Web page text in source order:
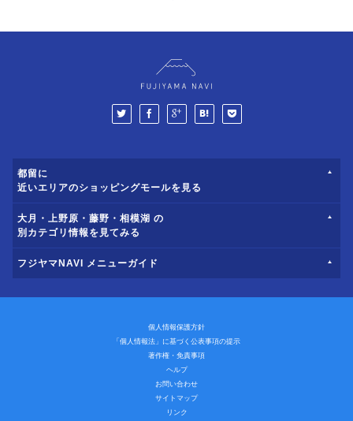
都留に
近いエリアのショッピングモールを見る
大月・上野原・藤野・相模湖 の
別カテゴリ情報を見てみる
フジヤマNAVI メニューガイド
個人情報保護方針
「個人情報法」に基づく公表事項の提示
著作権・免責事項
ヘルプ
お問い合わせ
サイトマップ
リンク